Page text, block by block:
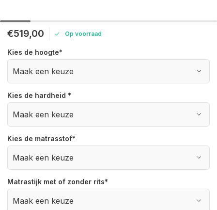
€519,00 Op voorraad
Kies de hoogte*
Kies de hardheid *
Kies de matrasstof*
Matrastijk met of zonder rits*